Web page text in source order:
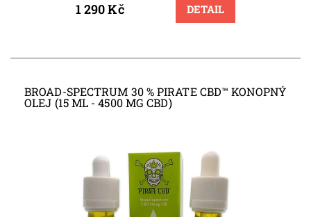
1 290 Kč DETAIL
BROAD-SPECTRUM 30 % PIRATE CBD™ KONOPNÝ
OLEJ (15 ML - 4500 MG CBD)